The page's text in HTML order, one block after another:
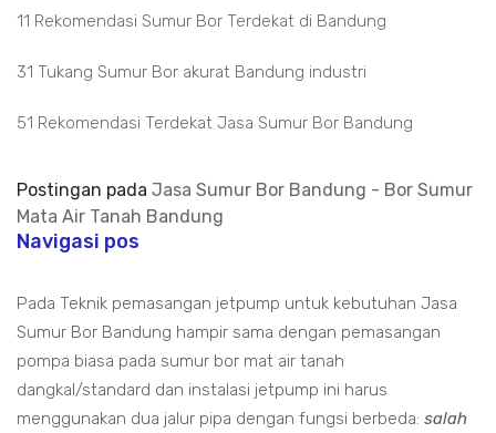
11 Rekomendasi Sumur Bor Terdekat di Bandung
31 Tukang Sumur Bor akurat Bandung industri
51 Rekomendasi Terdekat Jasa Sumur Bor Bandung
Postingan pada Jasa Sumur Bor Bandung - Bor Sumur
Mata Air Tanah Bandung
Navigasi pos
Pada Teknik pemasangan jetpump untuk kebutuhan Jasa
Sumur Bor Bandung hampir sama dengan pemasangan
pompa biasa pada sumur bor mat air tanah
dangkal/standard dan instalasi jetpump ini harus
menggunakan dua jalur pipa dengan fungsi berbeda: salah